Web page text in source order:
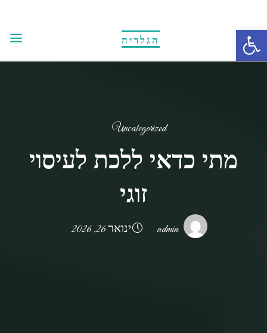
Open toolbar
content
הגלריה
Uncategorized
מתי כדאי ללכת לעיסוי
זוגי
admin ינואר 26, 2026